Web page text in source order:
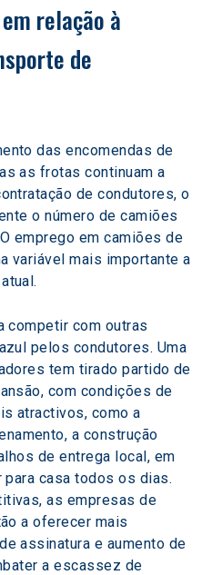
relação à
de
das encomendas de
as frotas continuam a
de condutores, o
o número de camiões
emprego em camiões de
variável mais importante a
competir com outras
pelos condutores. Uma
tem tirado partido de
com condições de
atractivos, como a
a construção
de entrega local, em
casa todos os dias.
as empresas de
a oferecer mais
assinatura e aumento de
a escassez de